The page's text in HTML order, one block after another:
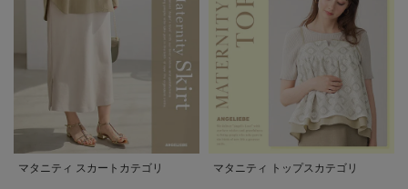
マタニティ スカートカテゴリ マタニティ トップスカテゴリ